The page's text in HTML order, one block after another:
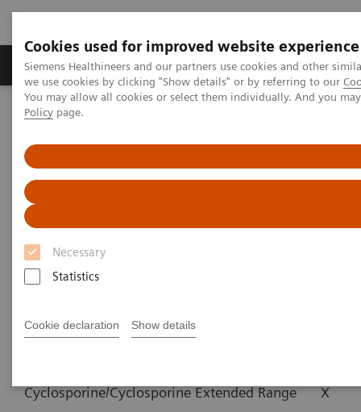
Cookies used for improved website experience
Siemens Healthineers and our partners use cookies and other
we use cookies by clicking "Show details" or by referring to our
You may allow all cookies or select them individually. And you
Policy page.
Necessary
Statistics
Cookie declaration Show details
Productos y servicios Especialidades Clínicas
Siemens Healthineers Latinoamérica
Ensayos por Enfermedades y Afecciones
Organ Transplantation - ISDs
ISD Assay Menu
ISD Assay Menu
Cyclosporine/Cyclosporine Extended Range X